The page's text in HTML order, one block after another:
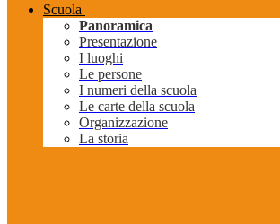
Scuola
Panoramica
Presentazione
I luoghi
Le persone
I numeri della scuola
Le carte della scuola
Organizzazione
La storia